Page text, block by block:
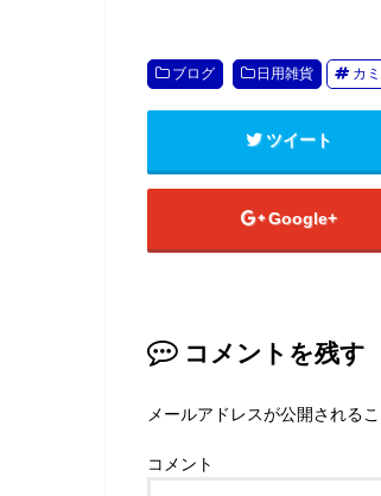
ブログ 日用雑貨 カ
ツイート
Google+
コメントを残す
メールアドレスが公開されるこ
コメント